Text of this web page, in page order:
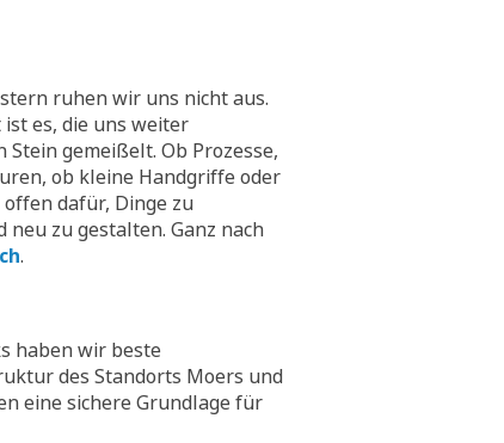
ruhen wir uns nicht aus.
es, die uns weiter
gemeißelt. Ob Prozesse,
ob kleine Handgriffe oder
dafür, Dinge zu
zu gestalten. Ganz nach
.
haben wir beste
des Standorts Moers und
eine sichere Grundlage für